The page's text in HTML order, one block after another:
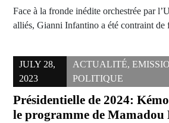
Face à la fronde inédite orchestrée par
alliés, Gianni Infantino a été contraint
JULY 28,
2023
ACTUALITÉ,
POLITIQUE
Présidentielle de 2024:
le programme de